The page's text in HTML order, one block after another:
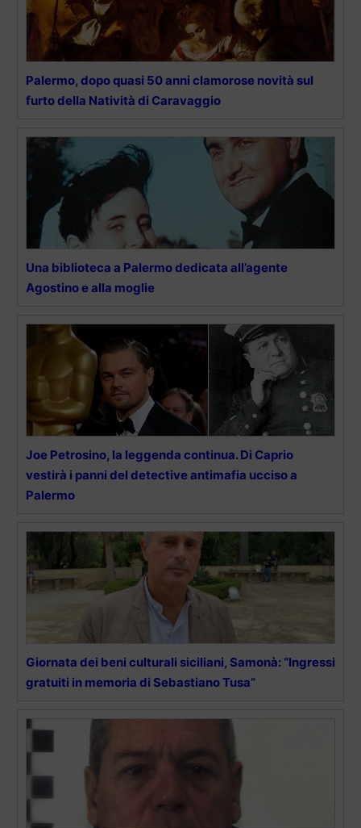
Palermo, dopo quasi 50 anni clamorose novità sul
furto della Natività di Caravaggio
Una biblioteca a Palermo dedicata all’agente
Agostino e alla moglie
Joe Petrosino, la leggenda continua. Di Caprio
vestirà i panni del detective antimafia ucciso a
Palermo
Giornata dei beni culturali siciliani, Samonà: “Ingressi
gratuiti in memoria di Sebastiano Tusa”